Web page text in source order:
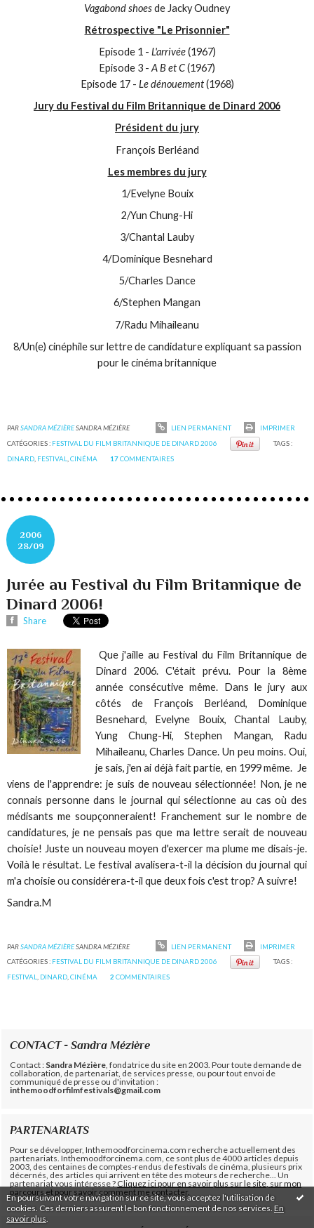
En poursuivant votre navigation sur ce site, vous acceptez l'utilisation de
cookies. Ces derniers assurent le bon fonctionnement de nos services. En
savoir plus
Vagabond shoesde Jacky Oudney
Rétrospective "Le Prisonnier"
Episode 1 - L'arrivée(1967)
Episode 3 - A B et C(1967)
Episode 17 - Le dénouement(1968)
Jury du Festival du Film Britannique de Dinard 2006
Président du jury
François Berléand
Les membres du jury
1/Evelyne Bouix
2/Yun Chung-Hi
3/Chantal Lauby
4/Dominique Besnehard
5/Charles Dance
6/Stephen Mangan
7/Radu Mihaileanu
8/Un(e) cinéphile sur lettre de candidature expliquant sa passion
pour le cinéma britannique
PARSANDRA MÉZIÈRESANDRA MÉZIÈRE LIEN PERMANENT
IMPRIMER
CATÉGORIES : FESTIVAL DU FILM BRITANNIQUE DE DINARD 2006
TAGS :
DINARD FESTIVAL ,CINÉMA 17COMMENTAIRES
2006
28/09
Jurée au Festival du Film Britannique de
Dinard 2006!
Share
Que j'aille au Festival du Film Britannique de
Dinard 2006. C'était prévu. Pour la 8ème
année consécutive même. Dans le jury aux
côtés de François Berléand, Dominique
Besnehard, Evelyne Bouix, Chantal Lauby,
Yung Chung-Hi, Stephen Mangan, Radu
Mihaileanu, Charles Dance. Un peu moins. Oui,
je sais, j'en ai déjà fait partie, en 1999 même. Je
viens de l'apprendre: je suis de nouveau sélectionnée! Non, je ne
connais personne dans le journal qui sélectionne au cas où des
médisants me soupçonneraient! Franchement sur le nombre de
candidatures, je ne pensais pas que ma lettre serait de nouveau
choisie! Juste un nouveau moyen d'exercer ma plume me disais-je.
Voilà le résultat. Le festival avalisera-t-il la décision du journal qui
m'a choisie ou considérera-t-il que deux fois c'est trop? A suivre!
Sandra.M
PARSANDRA MÉZIÈRESANDRA MÉZIÈRE LIEN PERMANENT
IMPRIMER
CATÉGORIES : FESTIVAL DU FILM BRITANNIQUE DE DINARD 2006
TAGS :
FESTIVAL
DINARD ,CINÉMA 2 COMMENTAIRES
CONTACT - Sandra Mézière
Contact : Sandra Mézière , fondatrice du site en 2003. Pour toute demande de
collaboration, de partenariat, de services presse, ou pour tout envoi de
communiqué de presse ou d'invitation :
inthemoodforfilmfestivals@gmail.com
PARTENARIATS
Pour se développer, Inthemoodforcinema.com recherche actuellement des
partenariats. Inthemoodforcinema.com, ce sont plus de 4000 articles depuis
2003, des centaines de comptes-rendus de festivals de cinéma, plusieurs prix
décernés, des articles qui arrivent en tête des moteurs de recherche... Un
partenariat vous intéresse ?Cliquez ici pour en savoir plus sur le site, sur mon
parcours et pour savoir comment me contacter.